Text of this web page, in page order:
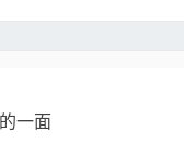
一面